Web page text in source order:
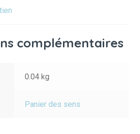
complémentaires
0.04 kg
Panier des sens